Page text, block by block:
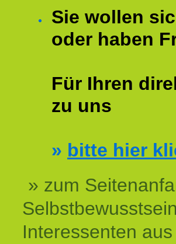
Sie wollen
oder haben
Für Ihren
zu uns
» bitte hier
» zum
Interessenten